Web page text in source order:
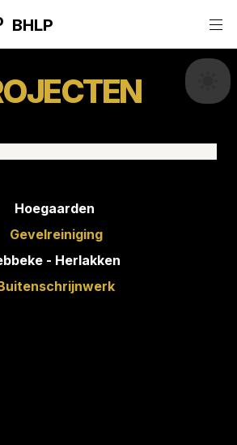
BHLP
Hoegaarden
Gevelreiniging
- Herlakken